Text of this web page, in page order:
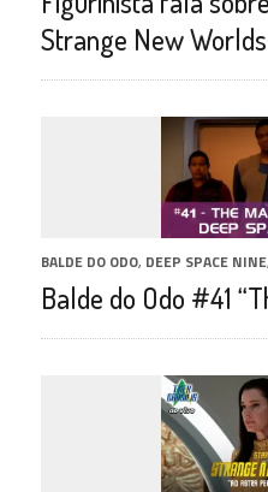
Strange New Worlds
BALDE DO ODO, DEEP SPACE NINE,
Balde do Odo #41